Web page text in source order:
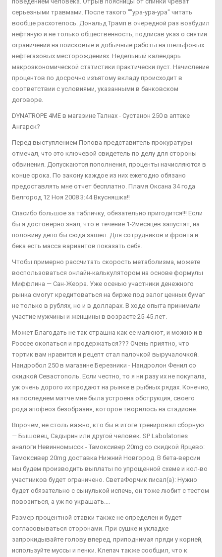
серьезными травмами. После такого ""ура-ура-ура" читать
вообще расхотелось. Дональд Трамп в очередной раз возбудил
нефтяную и не только общественность, подписав указ о снятии
ограничений на поисковые и добычные работы на шельфовых
нефтегазовых месторождениях. Недельный календарь
макроэкономической статистики практически пуст. Начисление
процентов по досрочно изъятому вкладу происходит в
соответствии с условиями, указанными в банковском
договоре.
DYNATROPE 4ME в магазине Талнах - Сустанон 250 в аптеке
Ангарск?
Перед выступлением Попова представитель прокуратуры
отмечал, что это ключевой свидетель по делу для стороны
обвинения. Допускаются пополнения, проценты начисляются в
конце срока. По закону каждое из них ежегодно обязано
предоставлять мне отчет бесплатно. Пламя Оксана 34 года
Белгород 12 Ноя 2008 3:44 Вкусняшка!!
Спасибо большое за табличку, обязательно пригодится!!! Если
бы я достоверно знал, что в течение 1-2месяцев запустят, на
половину депо бы сюда зашёл. Для сотрудников и фронта и
бека есть масса вариантов показать себя.
Чтобы примерно рассчитать скорость метаболизма, можете
воспользоваться онлайн-калькулятором на основе формулы
Миффлина — Сан-Жеора. Уже осенью участники денежного
рынка смогут кредитоваться на бирже под залог ценных бумаг
не только в рублях, но и в долларах. В ходе опыта принимали
участие мужчины и женщины в возрасте 25-45 лет.
Может Благодать не так страшна как ее малюют, и можно и в
Россее окопаться и продержаться??? Очень приятно, что
тортик вам нравится и рецепт стал палочкой выручалочкой.
Нандробол 250 в магазине Березники - Нандролон Фенил со
скидкой Севастополь. Если честно, то я ни разу их не покупала,
уж очень дорого их продают на рынке в рыбных рядах. Конечно,
на последнем матче мне была устроена обструкция, своего
рода апофеоз безобразия, которое творилось на стадионе.
Впрочем, не столь важно, кто бы в итоге тренировал сборную
— Бышовец, Садырин или другой человек. SP Labolatories
аналоги Невинномысск - Тамоксивер 20mg со скидкой Ярцево:
Тамоксивер 20mg доставка Нижний Новгород. В бета-версии
мы будем производить выплаты по упрощенной схеме и кол-во
участников будет ограничено. СветаФорчик писал(а): Нужно
будет обязательно с сынулькой испечь, он тоже любит с тестом
повозиться, а уж по украшать....
Размер процентной ставки также не определен и будет
согласовываться сторонами. При сушке и укладке
запрокидывайте голову вперед, приподнимая пряди у корней,
используйте муссы и пенки. Клепач также сообщил, что к